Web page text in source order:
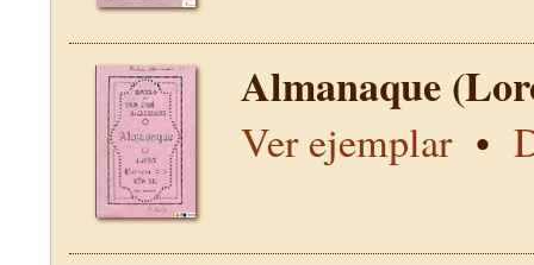
Almanaque
Ver ejemplar•